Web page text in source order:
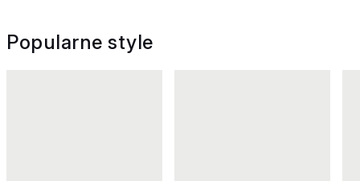
Popularne style